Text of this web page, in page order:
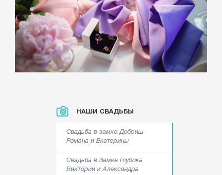
НАШИ СВАДЬБЫ
Свадьба в замке Добриш
Романа и Екатерины
Свадьба в Замке Глубока
Виктории и Александра